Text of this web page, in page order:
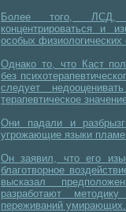
Более того, ЛСД,
концентрироваться и
особых
Однако то, что Каст
без
следует
терапевтическое
Они падали и
угрожающие языки
Он заявил, что его
благотворное
высказал
разработают
переживаний умирающих.